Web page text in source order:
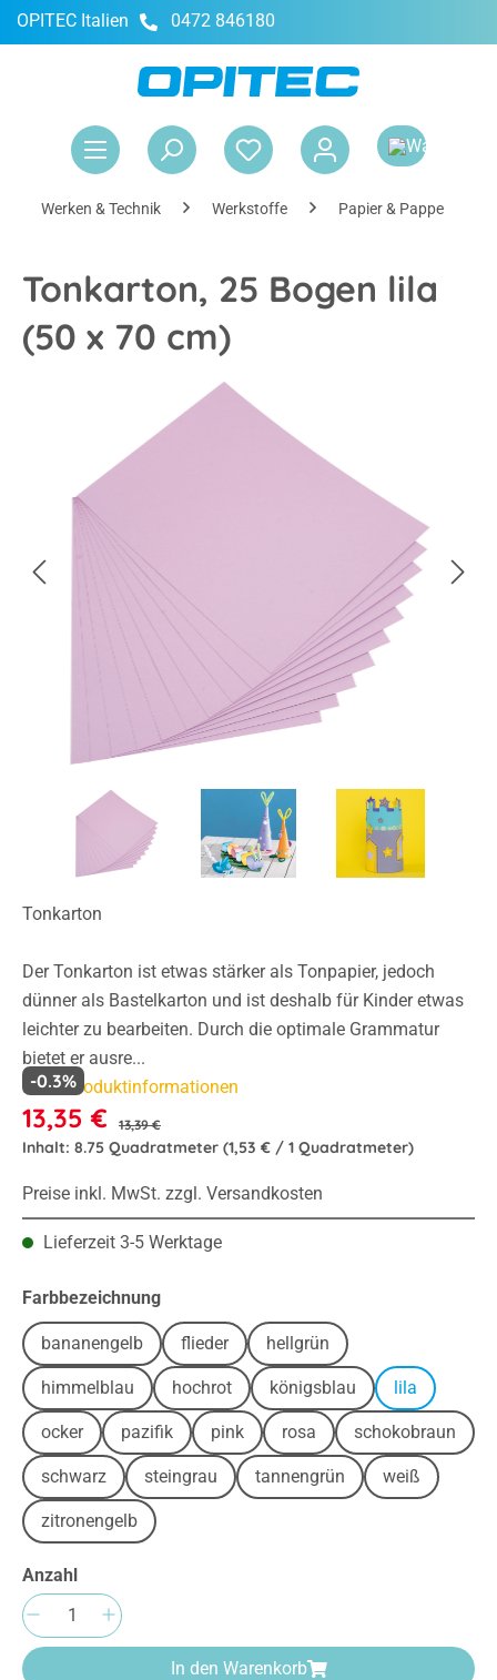
springen
OPITEC Italien 0472 846180
Werken & Technik Werkstoffe Papier & Pappe
Tonkarton, 25 Bogen lila
(50 x 70 cm)
Bildergalerie überspringen
Tonkarton
Der Tonkarton ist etwas stärker als Tonpapier, jedoch
dünner als Bastelkarton und ist deshalb für Kinder etwas
leichter zu bearbeiten. Durch die optimale Grammatur
bietet er ausre...
Mehr Produktinformationen
13,35 € 13,39 €
-0.3%
Inhalt: 8.75 Quadratmeter (1,53 € / 1 Quadratmeter)
Preise inkl. MwSt. zzgl. Versandkosten
Lieferzeit 3-5 Werktage
Farbbezeichnungauswählen
bananengelb flieder hellgrün
himmelblau hochrot königsblau lila
ocker pazifik pink rosa schokobraun
schwarz steingrau tannengrün weiß
zitronengelb
Anzahl
Produkt Anzahl: Gib den gewünschten
In den Warenkorb